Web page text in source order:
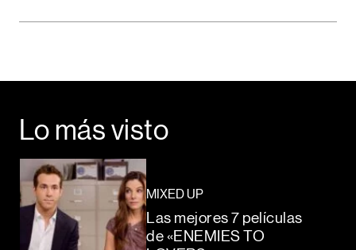
Lo más visto
MIXED UP
Las mejores 7 películas
de «ENEMIES TO